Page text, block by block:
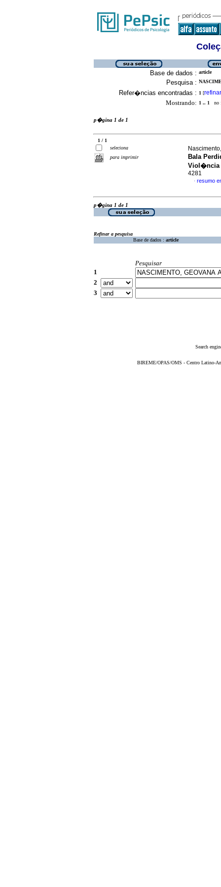
Base de dados : article
Pesquisa :
Refer�ncias encontradas : 1 [refinar
Mostrando: 1 .. 1 no
p�gina 1 de 1
1 / 1
seleciona
para imprimir
Bala
Viol�ncia
4281
· resumo
p�gina 1 de 1
Refinar a pesquisa
Base de dados : article
Pesquisar
1
2
3
Search
BIREME/OPAS/OMS - Centro Latino-